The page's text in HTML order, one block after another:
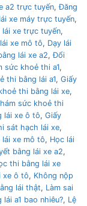
a2 trực tuyến,Đăng
xe máy trực tuyến,
xe trực tuyến,
xe mô tô, Dạy lái
lái xe a2,Đổi
sức khoẻ thi a1,
thi bằng lái a1, Giấy
thi bằng lái xe,
sức khoẻ thi
lái xe ô tô, Giấy
sát hạch lái xe,
lái xe mô tô, Học lái
bằng lái xe a2,
thi bằng lái xe
xe ô tô, Không nộp
lái thật, Làm sai
a1 bao nhiêu?, Lệ